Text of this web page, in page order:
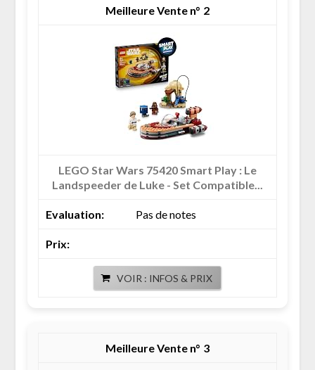
2
LEGO Star Wars 75420 Smart Play : Le
Landspeeder de Luke - Set Compatible...
Pas de notes
VOIR : INFOS & PRIX
3